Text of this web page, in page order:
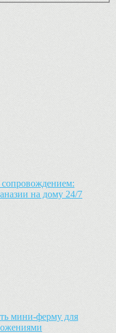
на дому 24/7
мини-ферму для